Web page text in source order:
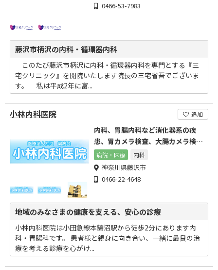
0466-53-7983
藤沢市柄沢の内科・循環器内科
このたび藤沢市柄沢に内科・循環器内科を専門とする『三
宅クリニック』を開院いたします院長の三宅省吾でございま
す。 私は平成2年に富...
小林内科医院 追加
内科、胃腸内科など消化器系の疾
患、胃カメラ検査、大腸カメラ検
査、各種健康診断も行っています
病院・医療 内科
神奈川県藤沢市
0466-22-4648
地域のみなさまの健康を支える、安心の診療
小林内科医院は小田急線本鵠沼駅から徒歩2分にあります内
科・胃腸科です。 患者様と親身に向き合い、一緒に最良の治
療を考える診療を心がけ...